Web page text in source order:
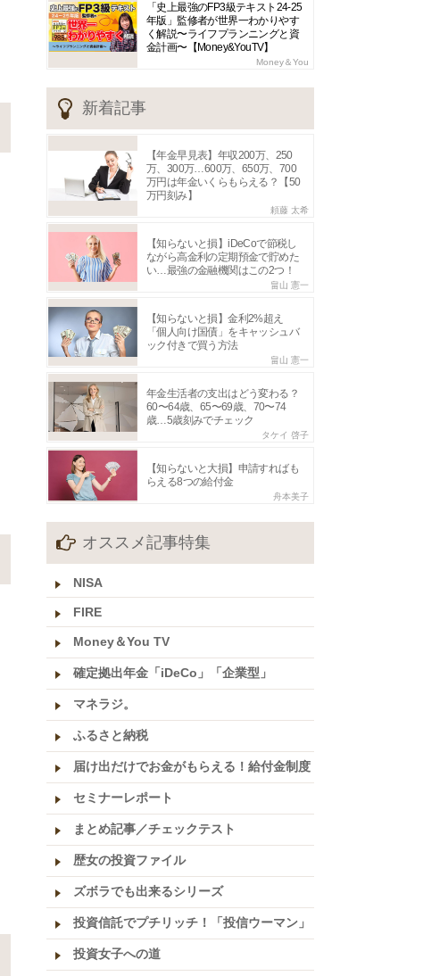
「史上最強のFP3級テキスト24-25
年版」監修者が世界一わかりやす
く解説〜ライフプランニングと資
金計画〜【Money&YouTV】
Money＆You
新着記事
【年金早見表】年収200万、250
万、300万…600万、650万、700
万円は年金いくらもらえる？【50
万円刻み】
頼藤 太希
【知らないと損】iDeCoで節税し
ながら高金利の定期預金で貯めた
い…最強の金融機関はこの2つ！
畠山 憲一
【知らないと損】金利2%超え
「個人向け国債」をキャッシュバ
ック付きで買う方法
畠山 憲一
年金生活者の支出はどう変わる？
60〜64歳、65〜69歳、70〜74
歳…5歳刻みでチェック
タケイ 啓子
【知らないと大損】申請すればも
らえる8つの給付金
舟本美子
オススメ記事特集
NISA
FIRE
Money＆You TV
確定拠出年金「iDeCo」「企業型」
マネラジ。
ふるさと納税
届け出だけでお金がもらえる！給付金制度
セミナーレポート
まとめ記事／チェックテスト
歴女の投資ファイル
ズボラでも出来るシリーズ
投資信託でプチリッチ！「投信ウーマン」
投資女子への道